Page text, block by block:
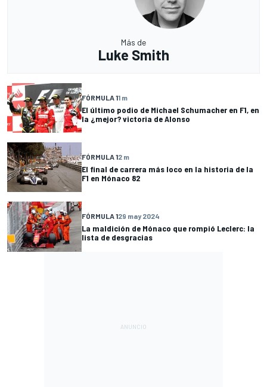
Más de
Luke Smith
FÓRMULA 11 m
El último podio de Michael Schumacher en F1, en
la ¿mejor? victoria de Alonso
FÓRMULA 12 m
El final de carrera más loco en la historia de la
F1 en Mónaco 82
FÓRMULA 129 may 2024
La maldición de Mónaco que rompió Leclerc: la
lista de desgracias